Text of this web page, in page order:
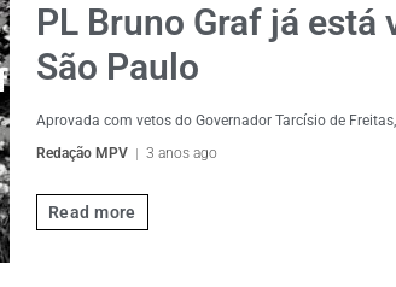
PL Bruno Graf já está
São Paulo
Aprovada com vetos do Governador Tarcísio de
Redação MPV
3 anos ago
Read more